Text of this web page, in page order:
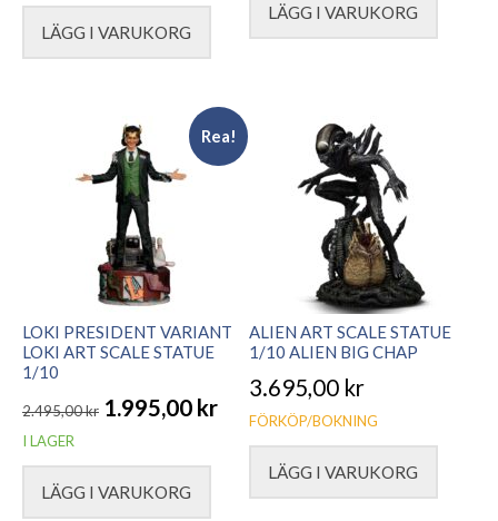
LÄGG I VARUKORG
LÄGG I VARUKORG
Rea!
LOKI PRESIDENT VARIANT
LOKI ART SCALE STATUE
1/10
2.495,00kr
Det
ursprungliga
priset
1.995,00 kr
Det
nuvarande
priset
I LAGER
LÄGG I VARUKORG
ALIEN ART SCALE STATUE
1/10 ALIEN BIG CHAP
3.695,00 kr
FÖRKÖP/BOKNING
LÄGG I VARUKORG